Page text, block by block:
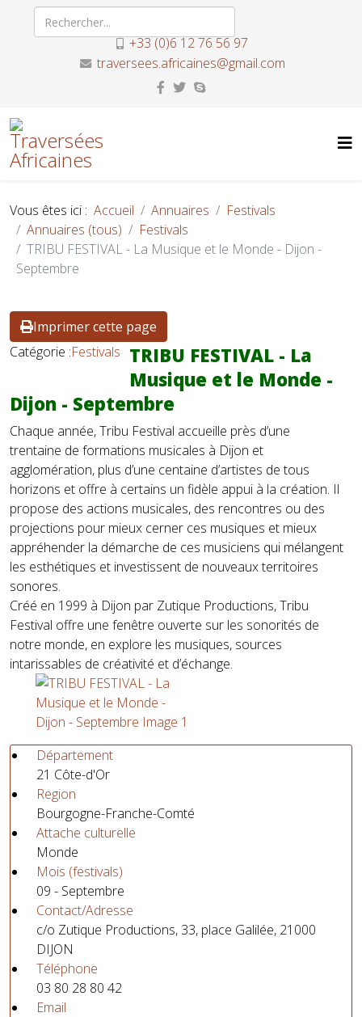
+33 (0)6 12 76 56 97
traversees.africaines@gmail.com
Vous êtes ici : Accueil Annuaires
Festivals
Annuaires (tous)
Festivals
TRIBU FESTIVAL - La Musique et le Monde - Dijon -
Septembre
Imprimer cette page
Catégorie :Festivals TRIBU FESTIVAL - La
Musique et le Monde -
Dijon - Septembre
Chaque année, Tribu Festival accueille près d’une
trentaine de formations musicales à Dijon et
agglomération, plus d’une centaine d’artistes de tous
horizons et offre à certains un fidèle appui à la création. Il
propose des actions musicales, des rencontres ou des
projections pour mieux cerner ces musiques et mieux
appréhender la démarche de ces musiciens qui mélangent
les esthétiques et investissent de nouveaux territoires
sonores.
Créé en 1999 à Dijon par Zutique Productions, Tribu
Festival offre une fenêtre ouverte sur les sonorités de
notre monde, en explore les musiques, sources
intarissables de créativité et d’échange.
Département
21 Côte-d'Or
Region
Bourgogne-Franche-Comté
Attache culturelle
Monde
Mois (festivals)
09 - Septembre
Contact/Adresse
c/o Zutique Productions, 33, place Galilée, 21000
DIJON
Téléphone
03 80 28 80 42
Email